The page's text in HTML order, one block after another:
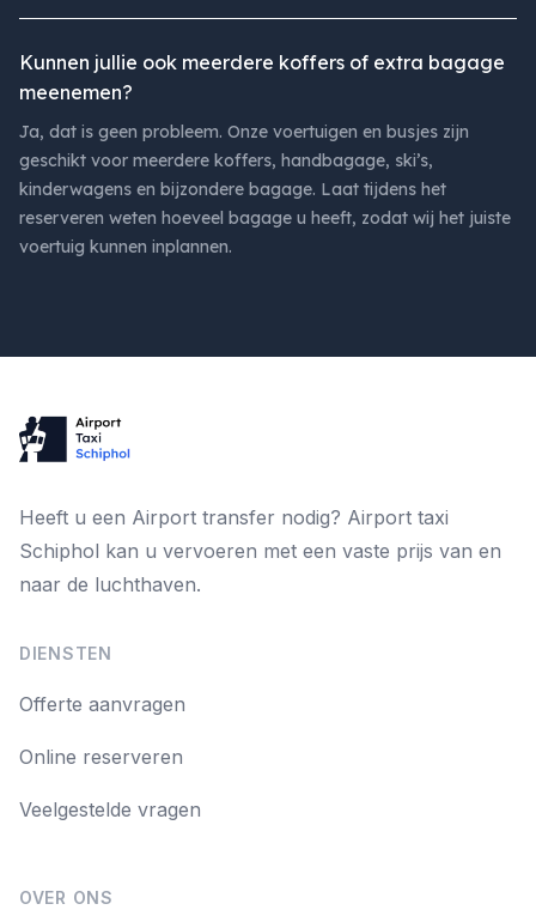
Kunnen jullie ook meerdere koffers of extra bagage
meenemen?
Ja, dat is geen probleem. Onze voertuigen en busjes zijn
geschikt voor meerdere koffers, handbagage, ski’s,
kinderwagens en bijzondere bagage. Laat tijdens het
reserveren weten hoeveel bagage u heeft, zodat wij het juiste
voertuig kunnen inplannen.
Heeft u een Airport transfer nodig? Airport taxi
Schiphol kan u vervoeren met een vaste prijs van en
naar de luchthaven.
DIENSTEN
Offerte aanvragen
Online reserveren
Veelgestelde vragen
OVER ONS